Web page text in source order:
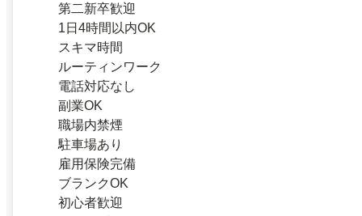
第二新卒歓迎
1日4時間以内OK
スキマ時間
ルーティンワーク
電話対応なし
副業OK
職場内禁煙
駐車場あり
雇用保険完備
ブランクOK
初心者歓迎